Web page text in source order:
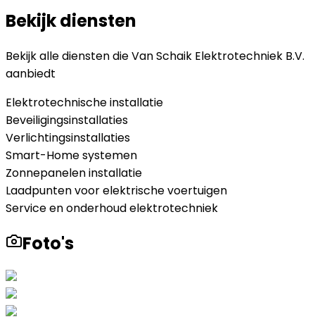
Bekijk diensten
Bekijk alle diensten dieVan Schaik Elektrotechniek B.V.
aanbiedt
Elektrotechnische installatie
Beveiligingsinstallaties
Verlichtingsinstallaties
Smart-Home systemen
Zonnepanelen installatie
Laadpunten voor elektrische voertuigen
Service en onderhoud elektrotechniek
Foto's